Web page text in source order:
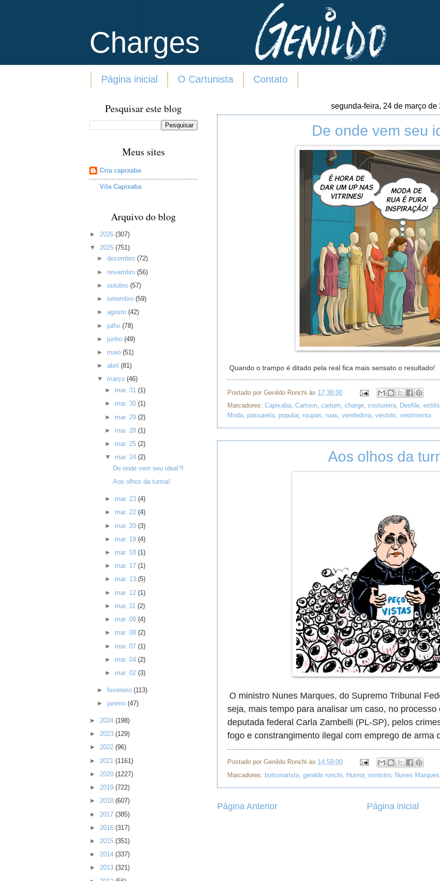
Charges
Página inicial O Cartunista Contato
segunda-feira, 24 de março de
De onde vem seu
Quando o trampo é ditado pela real fica mais sensato o resultado!
Postado por Genildo Ronchi às 17:38:00
Marcadores: Capixaba, Cartoon, cartum, charge, costureira, Desfile,
Moda, passarela, popular, roupas, ruas, vendedora, vestido, vestimenta
Aos olhos da
O ministro Nunes Marques, do Supremo Tribunal
seja, mais tempo para analisar um caso, no
deputada federal Carla Zambelli (PL-SP), pelos
fogo e constrangimento ilegal com emprego de arma
Postado por Genildo Ronchi às 14:59:00
Marcadores: bolsonarista genildo ronchi Humor, ministro Nunes Marques
Página Anterior Página inicial
Pesquisar este blog
Meus sites
Cria capixaba
Vila Capixaba
Arquivo do blog
► 2026 (307)
▼ 2025 (751)
►dezembro(72)
► novembro(56)
►outubro(57)
►setembro(59)
►agosto(42)
► julho(78)
► junho(49)
► maio(51)
►abril(81)
▼ março(46)
► mar. 31 (1)
► mar. 30 (1)
► mar. 29 (2)
► mar. 28 (1)
► mar. 25 (2)
▼ mar. 24 (2)
De onde vem seu ideal?!
Aos olhos da turma!
► mar. 23 (4)
► mar. 22 (4)
► mar. 20 (3)
► mar. 19 (4)
► mar. 18 (1)
► mar. 17 (1)
► mar. 13 (5)
► mar. 12 (1)
► mar. 11 (2)
► mar. 09 (4)
► mar. 08 (2)
► mar. 07 (1)
► mar. 04 (2)
► mar. 02 (3)
►fevereiro(113)
► janeiro(47)
► 2024 (198)
► 2023 (129)
► 2022 (96)
► 2021 (1161)
► 2020 (1227)
► 2019 (722)
► 2018 (607)
► 2017 (385)
► 2016 (317)
► 2015 (351)
► 2014 (337)
► 2013 (321)